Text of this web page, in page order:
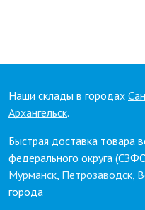
Наши склады в городах
Архангельск.
Быстрая доставка товара
федерального округа
Мурманск, Петрозаводск,
города